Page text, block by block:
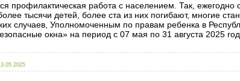
профилактическая работа с населением. Так, ежегодно
тысячи детей, более ста из них погибают, многие
случаев, Уполномоченным по правам ребенка в
окна» на период с 07 мая по 31 августа 2025